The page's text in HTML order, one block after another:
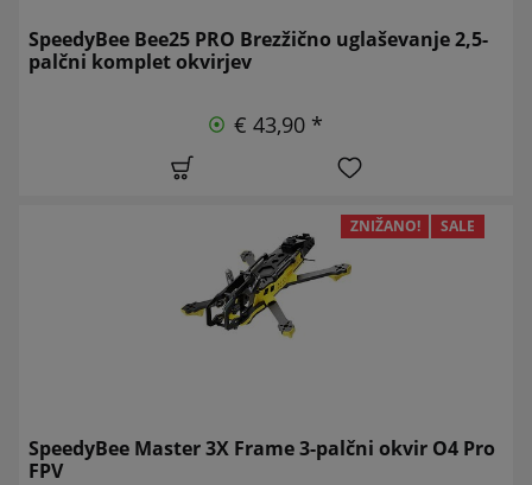
SpeedyBee Bee25 PRO Brezžično uglaševanje 2,5-
palčni komplet okvirjev
€ 43,90 *
ZNIŽANO! SALE
SpeedyBee Master 3X Frame 3-palčni okvir O4 Pro
FPV